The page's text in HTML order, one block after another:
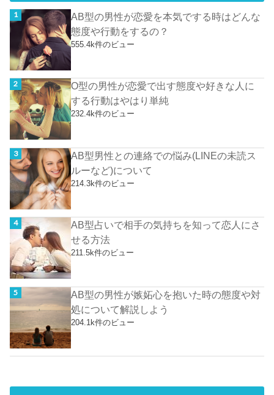
AB型の男性が恋愛を本気でする時はどんな
態度や行動をするの？
555.4k件のビュー
O型の男性が恋愛で出す態度や好きな人に
する行動はやはり単純
232.4k件のビュー
AB型男性との連絡での悩み(LINEの未読ス
ルーなど)について
214.3k件のビュー
AB型占いで相手の気持ちを知って恋人にさ
せる方法
211.5k件のビュー
AB型の男性が嫉妬心を抱いた時の態度や対
処について解説しよう
204.1k件のビュー